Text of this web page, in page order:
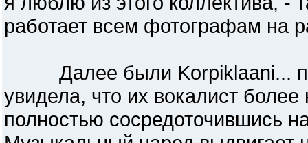
работает всем фотографам на
Далее были Korpiklaani...
увидела, что их вокалист более
полностью сосредоточившись